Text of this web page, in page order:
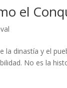
el
la dinastía y el
No es la